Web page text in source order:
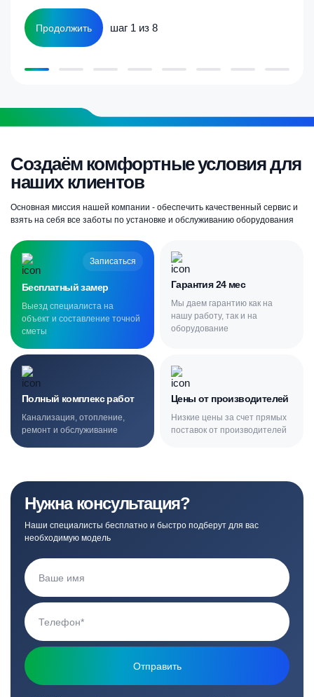
Продолжить шаг 1 из 8
Создаём комфортные условия для
наших клиентов
Основная миссия нашей компании - обеспечить качественный сервис и
взять на себя все заботы по установке и обслуживанию оборудования
Записаться
Бесплатный замер
Выезд специалиста на
объект и составление точной
сметы
Гарантия 24 мес
Мы даем гарантию как на
нашу работу, так и на
оборудование
Полный комплекс работ
Канализация, отопление,
ремонт и обслуживание
Цены от производителей
Низкие цены за счет прямых
поставок от производителей
Нужна консультация?
Наши специалисты бесплатно и быстро подберут для вас
необходимую модель